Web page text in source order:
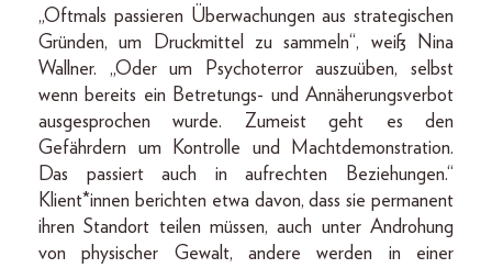
„Oftmals passieren Überwachungen aus strategischen
Gründen, um Druckmittel zu sammeln“, weiß Nina
Wallner. „Oder um Psychoterror auszuüben, selbst
wenn bereits ein Betretungs- und Annäherungsverbot
ausgesprochen wurde. Zumeist geht es den
Gefährdern um Kontrolle und Machtdemonstration.
Das passiert auch in aufrechten Beziehungen.“
Klient*innen berichten etwa davon, dass sie permanent
ihren Standort teilen müssen, auch unter Androhung
von physischer Gewalt, andere werden in einer